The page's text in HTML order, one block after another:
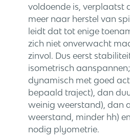
voldoende is, verplaatst
meer naar herstel van
leidt dat tot enige
zich niet onverwacht
zinvol. Dus eerst
isometrisch
dynamisch met goed
bepaald traject), dan
weinig weerstand), dan
weerstand, minder hh)
nodig plyometrie.